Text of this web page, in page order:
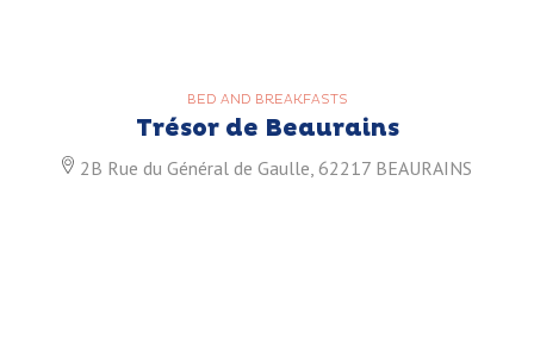
BED AND BREAKFASTS
Trésor de Beaurains
2B Rue du Général de Gaulle, 62217 BEAURAINS